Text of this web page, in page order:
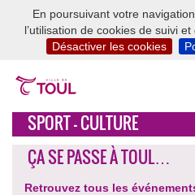
En poursuivant votre
l’utilisation de cookies de suivi
Désactiver les cookies
SPORT - CULTURE
ÇA SE PASSE À TOUL…
Retrouvez tous les